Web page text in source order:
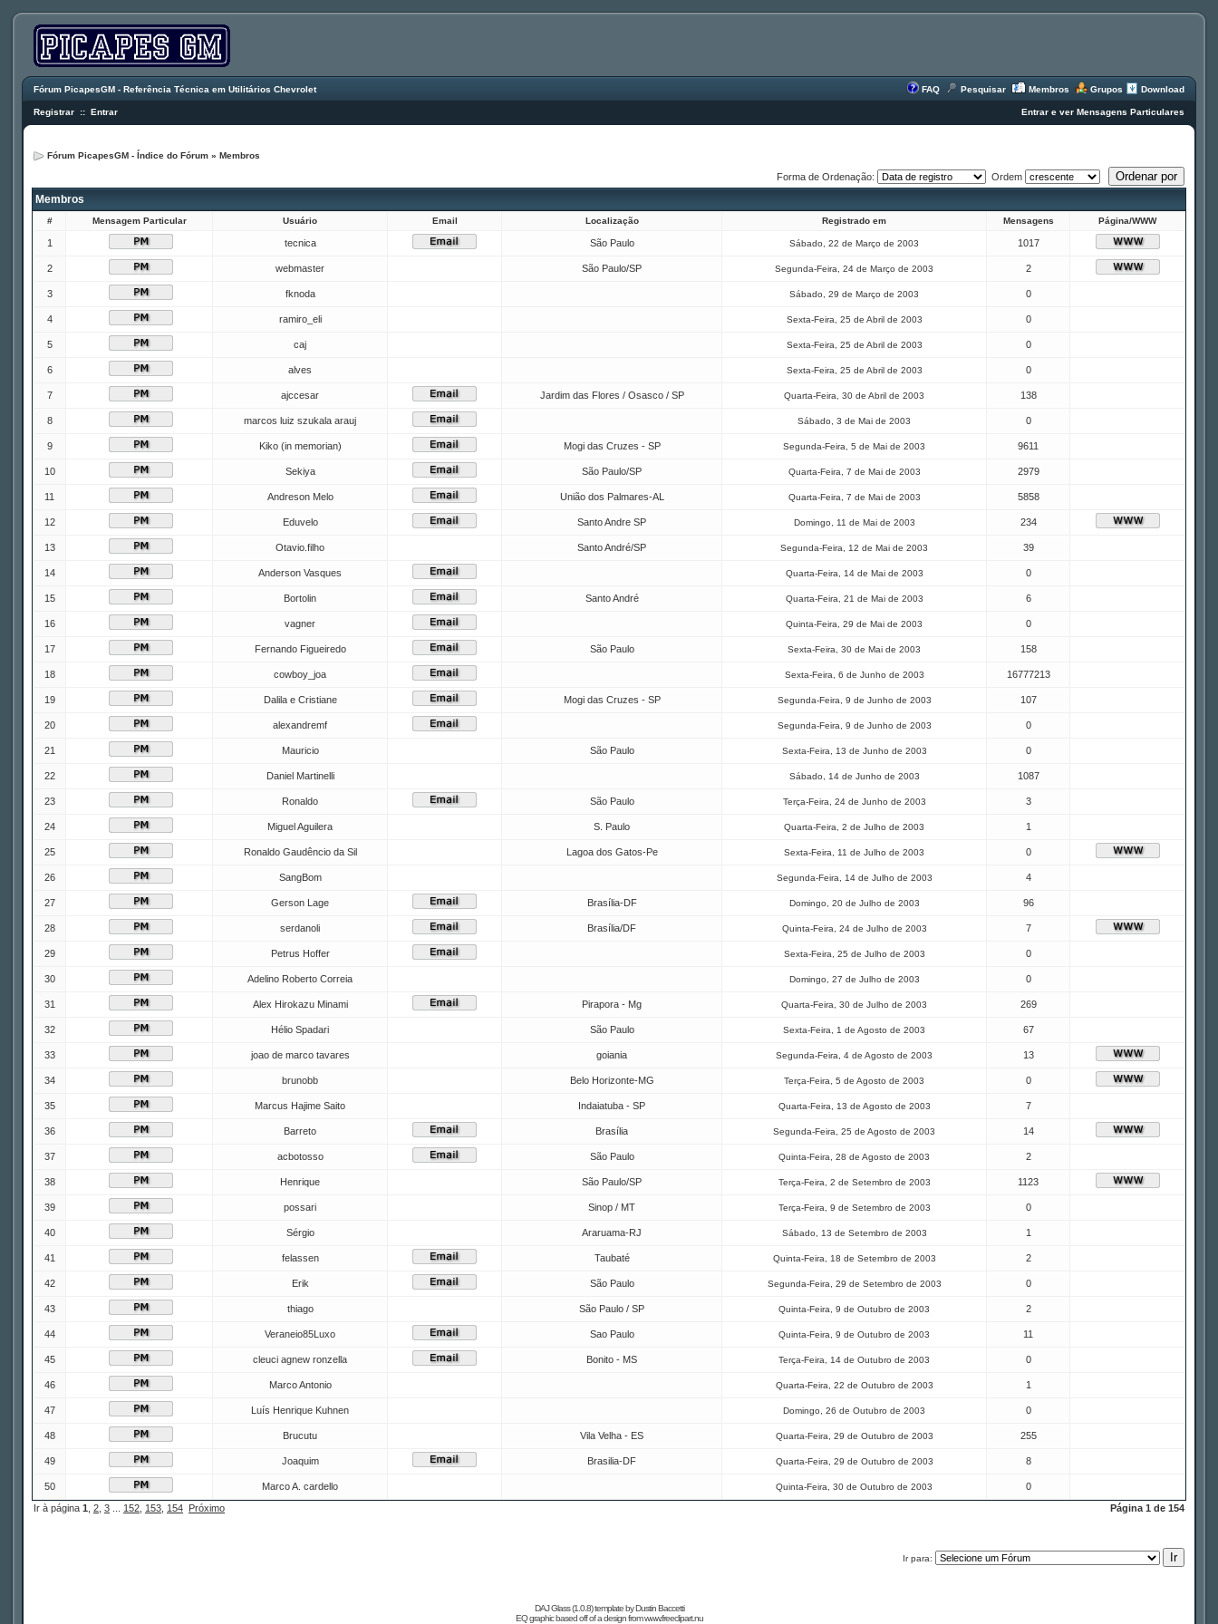
Fórum PicapesGM - Referência Técnica em Utilitários Chevrolet FAQ Pesquisar Membros Grupos Download
Registrar :: Entrar Entrar e ver Mensagens Particulares
Fórum PicapesGM - Índice do Fórum » Membros
Forma de Ordenação: Ordem
Membros
# Mensagem Particular Usuário Email Localização Registrado em Mensagens Página/WWW
1 tecnica São Paulo Sábado, 22 de Março de 2003 1017
2 webmaster São Paulo/SP Segunda-Feira, 24 de Março de 2003 2
3 fknoda Sábado, 29 de Março de 2003 0
4 ramiro_eli Sexta-Feira, 25 de Abril de 2003 0
5 caj Sexta-Feira, 25 de Abril de 2003 0
6 alves Sexta-Feira, 25 de Abril de 2003 0
7 ajccesar Jardim das Flores / Osasco / SP Quarta-Feira, 30 de Abril de 2003 138
8 marcos luiz szukala arauj Sábado, 3 de Mai de 2003 0
9 Kiko (in memorian) Mogi das Cruzes - SP Segunda-Feira, 5 de Mai de 2003 9611
10 Sekiya São Paulo/SP Quarta-Feira, 7 de Mai de 2003 2979
11 Andreson Melo União dos Palmares-AL Quarta-Feira, 7 de Mai de 2003 5858
12 Eduvelo Santo Andre SP Domingo, 11 de Mai de 2003 234
13 Otavio.filho Santo André/SP Segunda-Feira, 12 de Mai de 2003 39
14 Anderson Vasques Quarta-Feira, 14 de Mai de 2003 0
15 Bortolin Santo André Quarta-Feira, 21 de Mai de 2003 6
16 vagner Quinta-Feira, 29 de Mai de 2003 0
17 Fernando Figueiredo São Paulo Sexta-Feira, 30 de Mai de 2003 158
18 cowboy_joa Sexta-Feira, 6 de Junho de 2003 16777213
19 Dalila e Cristiane Mogi das Cruzes - SP Segunda-Feira, 9 de Junho de 2003 107
20 alexandremf Segunda-Feira, 9 de Junho de 2003 0
21 Mauricio São Paulo Sexta-Feira, 13 de Junho de 2003 0
22 Daniel Martinelli Sábado, 14 de Junho de 2003 1087
23 Ronaldo São Paulo Terça-Feira, 24 de Junho de 2003 3
24 Miguel Aguilera S. Paulo Quarta-Feira, 2 de Julho de 2003 1
25 Ronaldo Gaudêncio da Sil Lagoa dos Gatos-Pe Sexta-Feira, 11 de Julho de 2003 0
26 SangBom Segunda-Feira, 14 de Julho de 2003 4
27 Gerson Lage Brasília-DF Domingo, 20 de Julho de 2003 96
28 serdanoli Brasília/DF Quinta-Feira, 24 de Julho de 2003 7
29 Petrus Hoffer Sexta-Feira, 25 de Julho de 2003 0
30 Adelino Roberto Correia Domingo, 27 de Julho de 2003 0
31 Alex Hirokazu Minami Pirapora - Mg Quarta-Feira, 30 de Julho de 2003 269
32 Hélio Spadari São Paulo Sexta-Feira, 1 de Agosto de 2003 67
33 joao de marco tavares goiania Segunda-Feira, 4 de Agosto de 2003 13
34 brunobb Belo Horizonte-MG Terça-Feira, 5 de Agosto de 2003 0
35 Marcus Hajime Saito Indaiatuba - SP Quarta-Feira, 13 de Agosto de 2003 7
36 Barreto Brasília Segunda-Feira, 25 de Agosto de 2003 14
37 acbotosso São Paulo Quinta-Feira, 28 de Agosto de 2003 2
38 Henrique São Paulo/SP Terça-Feira, 2 de Setembro de 2003 1123
39 possari Sinop / MT Terça-Feira, 9 de Setembro de 2003 0
40 Sérgio Araruama-RJ Sábado, 13 de Setembro de 2003 1
41 felassen Taubaté Quinta-Feira, 18 de Setembro de 2003 2
42 Erik São Paulo Segunda-Feira, 29 de Setembro de 2003 0
43 thiago São Paulo / SP Quinta-Feira, 9 de Outubro de 2003 2
44 Veraneio85Luxo Sao Paulo Quinta-Feira, 9 de Outubro de 2003 11
45 cleuci agnew ronzella Bonito - MS Terça-Feira, 14 de Outubro de 2003 0
46 Marco Antonio Quarta-Feira, 22 de Outubro de 2003 1
47 Luís Henrique Kuhnen Domingo, 26 de Outubro de 2003 0
48 Brucutu Vila Velha - ES Quarta-Feira, 29 de Outubro de 2003 255
49 Joaquim Brasilia-DF Quarta-Feira, 29 de Outubro de 2003 8
50 Marco A. cardello Quinta-Feira, 30 de Outubro de 2003
0
Ir à página 1 2 3 152 153 154 Próximo Página 1 de 154
Ir para:
DAJ Glass (1.0.8) template byDustin Baccetti
EQ graphic based off of a design fromwww.freeclipart.nu